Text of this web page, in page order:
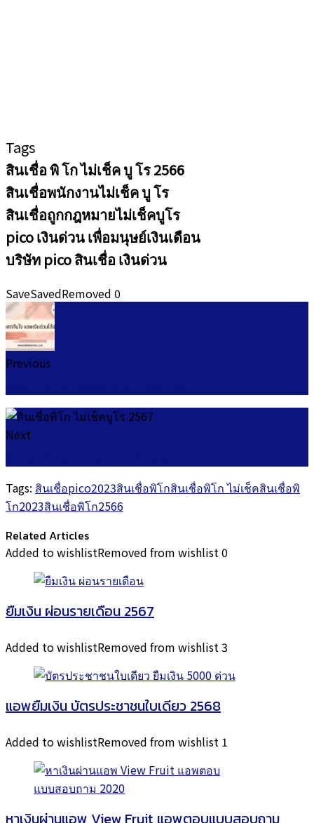
Tags
สินเชื่อ พิ โก ไม่เช็ค บู โร 2566
สินเชื่อพนักงานไม่เช็ค บู โร
สินเชื่อถูกกฎหมายไม่เช็คบูโร
pico เงินด่วน เพื่อมนุษย์เงินเดือน
บริษัท pico สินเชื่อ เงินด่วน
SaveSavedRemoved 0
Previous
Next
Tags: สินเชื่อpico2023สินเชื่อพิโกสินเชื่อพิโก ไม่เช็คสินเชื่อพิ
โก2023สินเชื่อพิโก2566
Related Articles
Added to wishlistRemoved from wishlist 0
ยืมเงิน ผ่อนรายเดือน 2567
Added to wishlistRemoved from wishlist 3
แอพยืมเงิน บัตรประชาชนใบเดียว 2568
Added to wishlistRemoved from wishlist 1
หาเงินผ่านแอพ View Fruit แอพตอบแบบสอบถาม